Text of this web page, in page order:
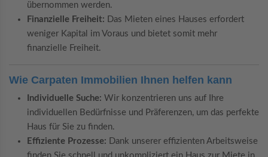
übernommen werden.
Finanzielle Freiheit: Das Mieten eines Hauses erfordert
weniger Kapital im Voraus und bietet somit mehr
finanzielle Freiheit.
Wie Carpaten Immobilien Ihnen helfen kann
Individuelle Suche: Wir konzentrieren uns auf Ihre
individuellen Bedürfnisse und Präferenzen, um das perfekte
Haus für Sie zu finden.
Effiziente Prozesse:
Dank unserer effizienten Arbeitsweise